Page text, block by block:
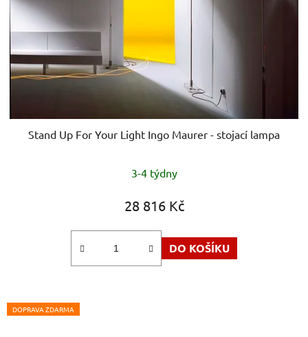
Stand Up For Your Light Ingo Maurer - stojací lampa
3-4 týdny
28 816 Kč
DO KOŠÍKU
DOPRAVA ZDARMA